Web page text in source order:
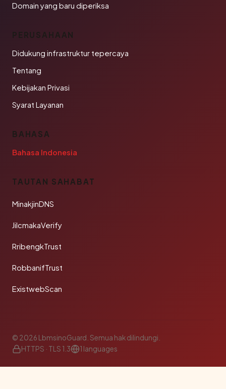
Domain yang baru diperiksa
PERUSAHAAN
Didukung infrastruktur tepercaya
Tentang
Kebijakan Privasi
Syarat Layanan
BAHASA
Bahasa Indonesia
TAUTAN SAHABAT
MinakjinDNS
JilcmakaVerify
RribengkTrust
RobbanifTrust
ExistwebScan
© 2026 LbmsinoGuard. Semua hak dilindungi.
HTTPS · TLS 1.3
1 languages